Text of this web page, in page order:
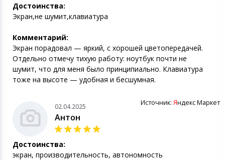
Достоинства:
Экран,не шумит,клавиатура
Комментарий:
Экран порадовал — яркий, с хорошей цветопередачей.
Отдельно отмечу тихую работу: ноутбук почти не
шумит, что для меня было принципиально. Клавиатура
тоже на высоте — удобная и бесшумная.
Источник: Яндекс Маркет
02.04.2025
Антон
Достоинства:
экран, производительность, автономность